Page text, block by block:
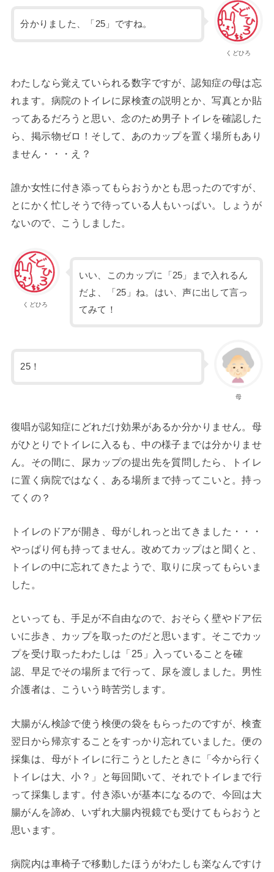
くどひろ
分かりました、「25」ですね。
わたしなら覚えていられる数字ですが、認知症の母は忘
れます。病院のトイレに尿検査の説明とか、写真とか貼
ってあるだろうと思い、念のため男子トイレを確認した
ら、掲示物ゼロ！そして、あのカップを置く場所もあり
ません・・・え？
誰か女性に付き添ってもらおうかとも思ったのですが、
とにかく忙しそうで待っている人もいっぱい。しょうが
ないので、こうしました。
くどひろ
いい、このカップに「25」まで入れるん
だよ、「25」ね。はい、声に出して言っ
てみて！
母
25！
復唱が認知症にどれだけ効果があるか分かりません。母
がひとりでトイレに入るも、中の様子までは分かりませ
ん。その間に、尿カップの提出先を質問したら、トイレ
に置く病院ではなく、ある場所まで持ってこいと。持っ
てくの？
トイレのドアが開き、母がしれっと出てきました・・・
やっぱり何も持ってません。改めてカップはと聞くと、
トイレの中に忘れてきたようで、取りに戻ってもらいま
した。
といっても、手足が不自由なので、おそらく壁やドア伝
いに歩き、カップを取ったのだと思います。そこでカッ
プを受け取ったわたしは「25」入っていることを確
認、早足でその場所まで行って、尿を渡しました。男性
介護者は、こういう時苦労します。
大腸がん検診で使う検便の袋をもらったのですが、検査
翌日から帰京することをすっかり忘れていました。便の
採集は、母がトイレに行こうとしたときに「今から行く
トイレは大、小？」と毎回聞いて、それでトイレまで行
って採集します。付き添いが基本になるので、今回は大
腸がんを諦め、いずれ大腸内視鏡でも受けてもらおうと
思います。
病院内は車椅子で移動したほうがわたしも楽なんですけ